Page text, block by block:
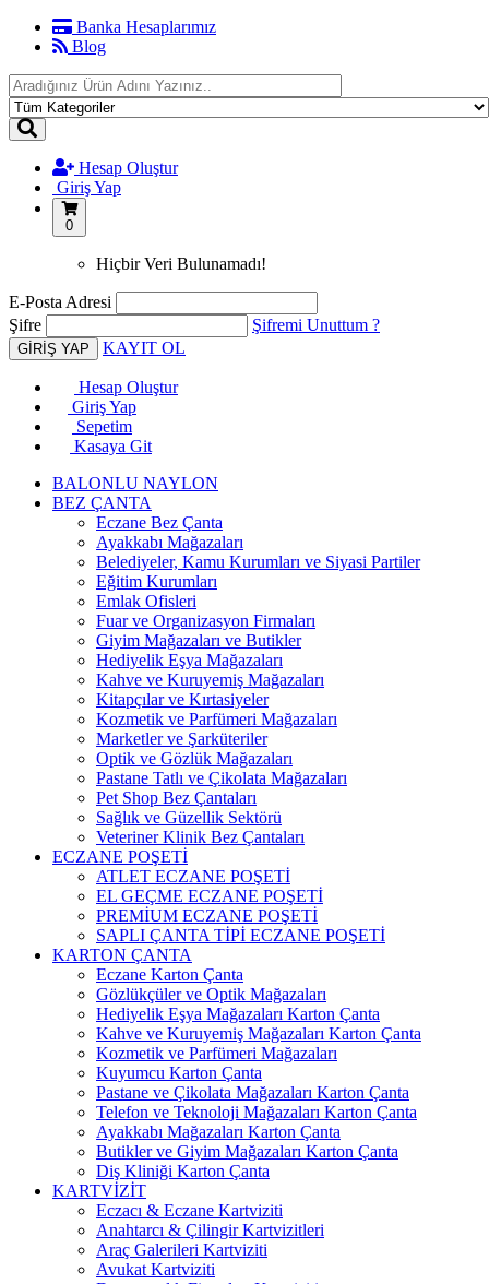
Banka Hesaplarımız
Blog
Hesap Oluştur
Giriş Yap
0
Hiçbir Veri Bulunamadı!
E-Posta Adresi
Şifre
Şifremi Unuttum ?
KAYIT OL
Hesap Oluştur
Giriş Yap
Sepetim
Kasaya Git
BALONLU NAYLON
BEZ ÇANTA
Eczane Bez Çanta
Ayakkabı Mağazaları
Belediyeler, Kamu Kurumları ve Siyasi Partiler
Eğitim Kurumları
Emlak Ofisleri
Fuar ve Organizasyon Firmaları
Giyim Mağazaları ve Butikler
Hediyelik Eşya Mağazaları
Kahve ve Kuruyemiş Mağazaları
Kitapçılar ve Kırtasiyeler
Kozmetik ve Parfümeri Mağazaları
Marketler ve Şarküteriler
Optik ve Gözlük Mağazaları
Pastane Tatlı ve Çikolata Mağazaları
Pet Shop Bez Çantaları
Sağlık ve Güzellik Sektörü
Veteriner Klinik Bez Çantaları
ECZANE POŞETİ
ATLET ECZANE POŞETİ
EL GEÇME ECZANE POŞETİ
PREMİUM ECZANE POŞETİ
SAPLI ÇANTA TİPİ ECZANE POŞETİ
KARTON ÇANTA
Eczane Karton Çanta
Gözlükçüler ve Optik Mağazaları
Hediyelik Eşya Mağazaları Karton Çanta
Kahve ve Kuruyemiş Mağazaları Karton Çanta
Kozmetik ve Parfümeri Mağazaları
Kuyumcu Karton Çanta
Pastane ve Çikolata Mağazaları Karton Çanta
Telefon ve Teknoloji Mağazaları Karton Çanta
Ayakkabı Mağazaları Karton Çanta
Butikler ve Giyim Mağazaları Karton Çanta
Diş Kliniği Karton Çanta
KARTVİZİT
Eczacı & Eczane Kartviziti
Anahtarcı & Çilingir Kartvizitleri
Araç Galerileri Kartviziti
Avukat Kartviziti